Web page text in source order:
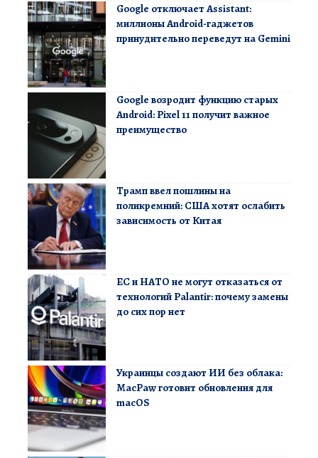
Google отключает Assistant:
миллионы Android-гаджетов
принудительно переведут на Gemini
Google возродит функцию старых
Android: Pixel 11 получит важное
преимущество
Трамп ввел пошлины на
поликремний: США хотят ослабить
зависимость от Китая
ЕС и НАТО не могут отказаться от
технологий Palantir: почему замены
до сих пор нет
Украинцы создают ИИ без облака:
MacPaw готовит обновления для
macOS